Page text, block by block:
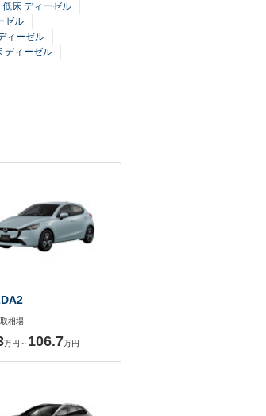
床 ディーゼル
ゼル
ィーゼル
ディーゼル
相場
万円～ 106.7万円